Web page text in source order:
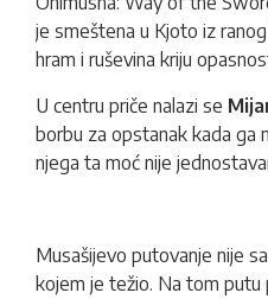
je smeštena u Kjoto iz ranog
hram i ruševina kriju
U centru priče nalazi se
borbu za opstanak kada ga
njega ta moć nije
Musašijevo putovanje nije
kojem je težio. Na tom putu